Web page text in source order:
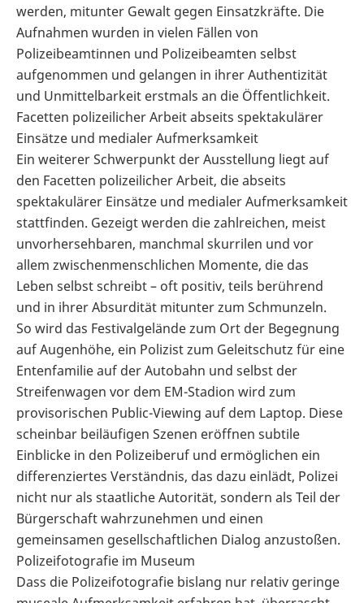
werden, mitunter Gewalt gegen Einsatzkräfte. Die
Aufnahmen wurden in vielen Fällen von
Polizeibeamtinnen und Polizeibeamten selbst
aufgenommen und gelangen in ihrer Authentizität
und Unmittelbarkeit erstmals an die Öffentlichkeit.
Facetten polizeilicher Arbeit abseits spektakulärer
Einsätze und medialer Aufmerksamkeit
Ein weiterer Schwerpunkt der Ausstellung liegt auf
den Facetten polizeilicher Arbeit, die abseits
spektakulärer Einsätze und medialer Aufmerksamkeit
stattfinden. Gezeigt werden die zahlreichen, meist
unvorhersehbaren, manchmal skurrilen und vor
allem zwischenmenschlichen Momente, die das
Leben selbst schreibt – oft positiv, teils berührend
und in ihrer Absurdität mitunter zum Schmunzeln.
So wird das Festivalgelände zum Ort der Begegnung
auf Augenhöhe, ein Polizist zum Geleitschutz für eine
Entenfamilie auf der Autobahn und selbst der
Streifenwagen vor dem EM-Stadion wird zum
provisorischen Public-Viewing auf dem Laptop. Diese
scheinbar beiläufigen Szenen eröffnen subtile
Einblicke in den Polizeiberuf und ermöglichen ein
differenziertes Verständnis, das dazu einlädt, Polizei
nicht nur als staatliche Autorität, sondern als Teil der
Bürgerschaft wahrzunehmen und einen
gemeinsamen gesellschaftlichen Dialog anzustoßen.
Polizeifotografie im Museum
Dass die Polizeifotografie bislang nur relativ geringe